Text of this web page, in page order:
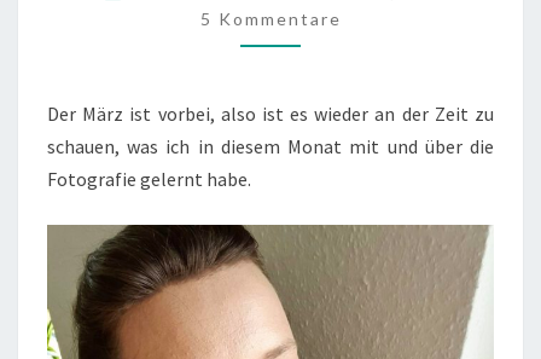
5 Kommentare
Der März ist vorbei, also ist es wieder an der Zeit zu
schauen, was ich in diesem Monat mit und über die
Fotografie gelernt habe.